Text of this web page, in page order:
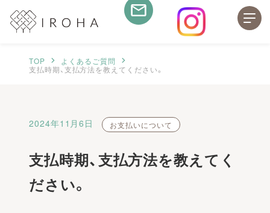
TOP
よくあるご質問
支払時期、支払方法を教えてください。
2024年11月6日 お支払いについて
支払時期、支払方法を教えてく
ださい。